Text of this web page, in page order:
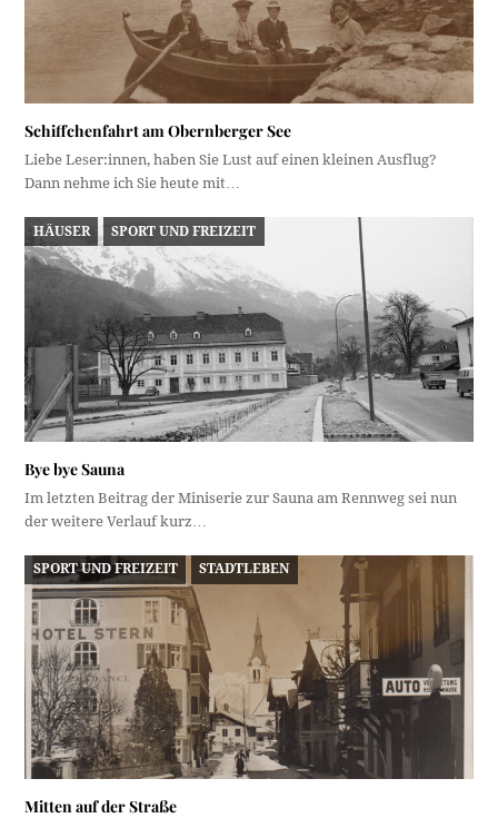
Schiffchenfahrt am Obernberger See
Liebe Leser:innen, haben Sie Lust auf einen kleinen Ausflug?
Dann nehme ich Sie heute mit…
HÄUSER SPORT UND FREIZEIT
Bye bye Sauna
Im letzten Beitrag der Miniserie zur Sauna am Rennweg sei nun
der weitere Verlauf kurz…
SPORT UND FREIZEIT STADTLEBEN
Mitten auf der Straße